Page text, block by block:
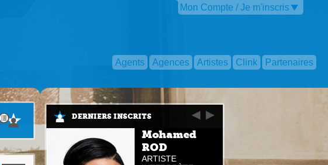
Mon Compte / Je m'inscris
Agents Agences Artistes Clink Partenaires
DERNIERS INSCRITS
Mohamed
ROD
ARTISTE